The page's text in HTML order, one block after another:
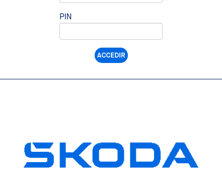
PIN
ACCEDIR